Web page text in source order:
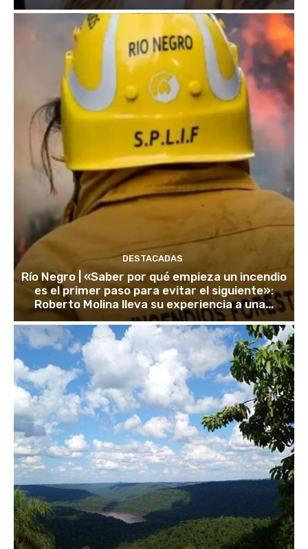
DESTACADAS
Río Negro | «Saber por qué empieza un incendio
es el primer paso para evitar el siguiente»:
Roberto Molina lleva su experiencia a una...